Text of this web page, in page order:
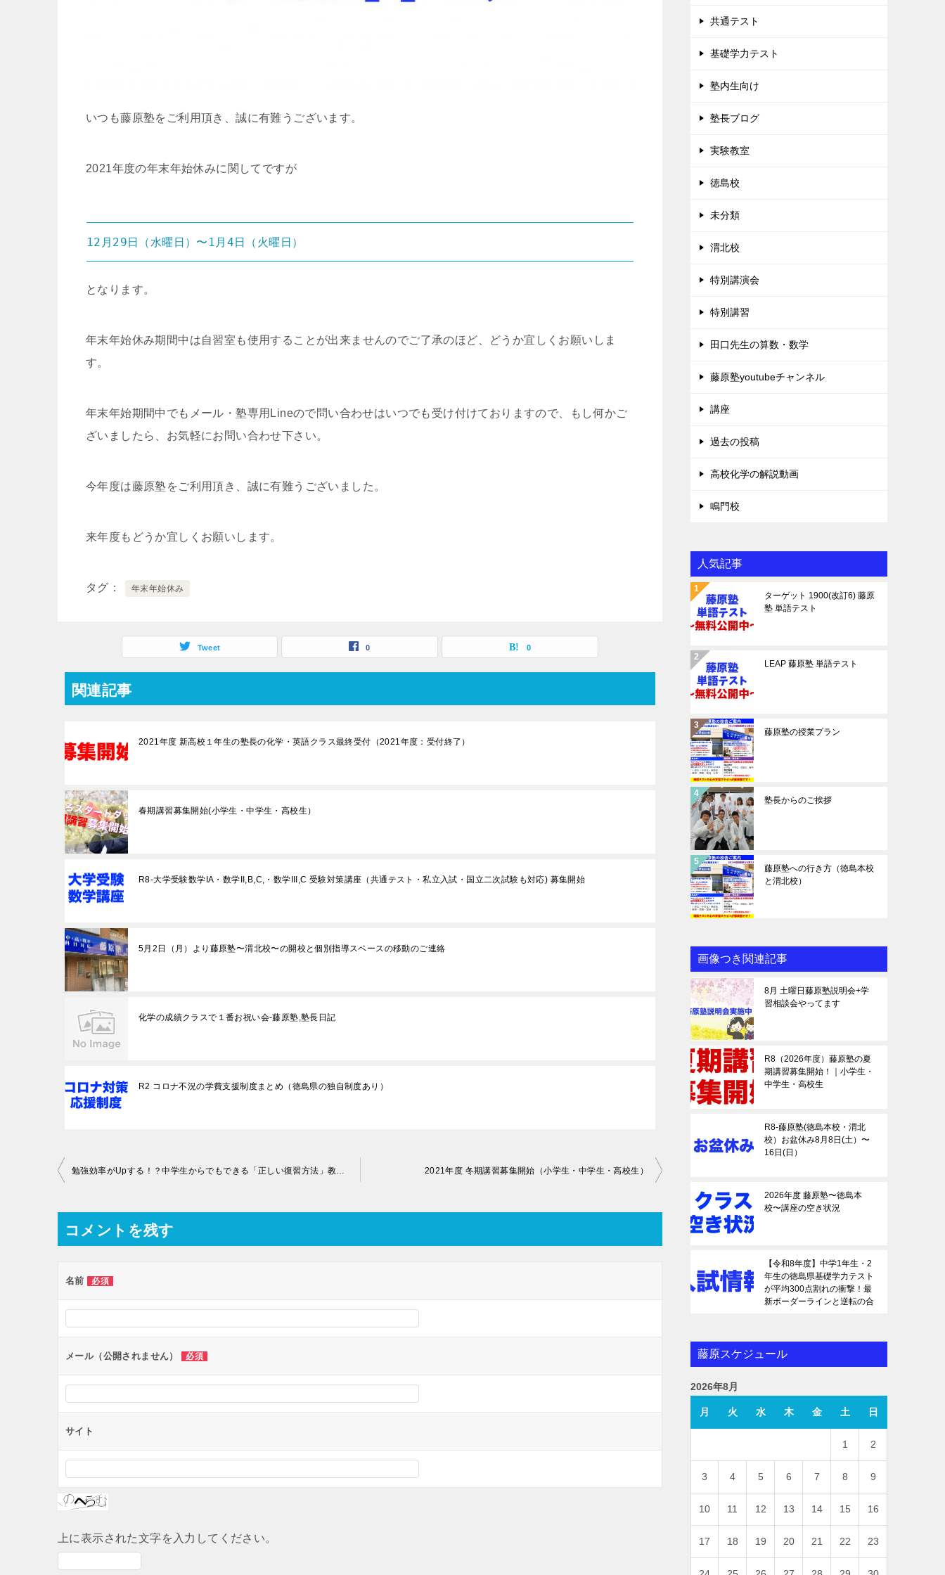
いつも藤原塾をご利用頂き、誠に有難うございます。
2021年度の年末年始休みに関してですが
12月29日（水曜日）〜1月4日（火曜日）
となります。
年末年始休み期間中は自習室も使用することが出来ませんのでご了承のほど、どうか宜しくお願いしま
す。
年末年始期間中でもメール・塾専用Lineので問い合わせはいつでも受け付けておりますので、もし何かご
ざいましたら、お気軽にお問い合わせ下さい。
今年度は藤原塾をご利用頂き、誠に有難うございました。
来年度もどうか宜しくお願いします。
タグ 年末年始休み
Tweet 0 0
関連記事
2021年度 新高校１年生の塾長の化学・英語クラス最終受付（2021年度：受付終了）
春期講習募集開始(小学生・中学生・高校生）
R8-大学受験数学IA・数学II,B,C,・数学III,C 受験対策講座（共通テスト・私立入試・国立二次試験も対応) 募集開始
5月2日（月）より藤原塾〜渭北校〜の開校と個別指導スペースの移動のご連絡
化学の成績クラスで１番お祝い会-藤原塾,塾長日記
R2 コロナ不況の学費支援制度まとめ（徳島県の独自制度あり）
投
ナ
ビ
ー
ョ
ン
2021年度 冬期講習募集開始（小学生・中学生・高校生）
コメントを残す
名前 必須
メール（公開されません） 必須
サイト
上に表示された文字を入力してください。
共通テスト
基礎学力テスト
塾内生向け
塾長ブログ
実験教室
徳島校
未分類
渭北校
特別講演会
特別講習
田口先生の算数・数学
藤原塾youtubeチャンネル
講座
過去の投稿
高校化学の解説動画
鳴門校
人気記事
ターゲット 1900(改訂6) 藤原
塾 単語テスト
LEAP 藤原塾 単語テスト
藤原塾の授業プラン
塾長からのご挨拶
藤原塾への行き方（徳島本校
と渭北校）
画像つき関連記事
8月 土曜日藤原塾説明会+学
習相談会やってます
R8（2026年度）藤原塾の夏
期講習募集開始！｜小学生・
中学生・高校生
R8-藤原塾(徳島本校・渭北
校）お盆休み8月8日(土）〜
16日(日）
2026年度 藤原塾〜徳島本
校〜講座の空き状況
【令和8年度】中学1年生・2
年生の徳島県基礎学力テスト
が平均300点割れの衝撃！最
新ボーダーラインと逆転の合
藤原スケジュール
2026年8月
月 火 水 木 金 土 日
1 2
3 4 5 6 7 8 9
10 11 12 13 14 15 16
17 18 19 20 21 22 23